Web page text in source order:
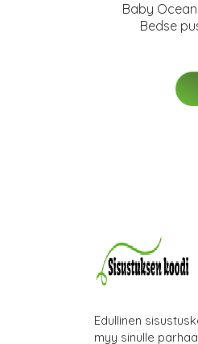
Baby
Bedse
Edullinen
myy sinulle